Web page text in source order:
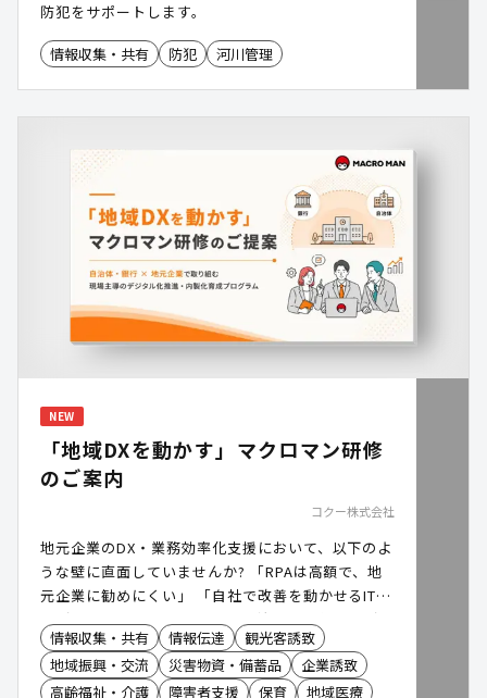
防犯をサポートします。
情報収集・共有 防犯 河川管理
NEW
「地域DXを動かす」マクロマン研修
のご案内
コクー株式会社
地元企業のDX・業務効率化支援において、以下のよ
うな壁に直面していませんか? 「RPAは高額で、地
元企業に勧めにくい」 「自社で改善を動かせるIT人
材が不足している」 本日は、自治体様・銀行様がハ
ブとなり、地元企業のDXを後押しする「マクロマン
研修」のご案内です。
情報収集・共有 情報伝達
観光客誘致
地域振興・交流
災害物資・備蓄品
企業誘致
高齢福祉・介護
障害者支援 保育
地域医療